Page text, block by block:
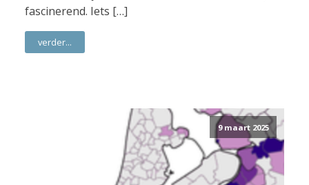
fascinerend. Iets […]
verder...
9 maart 2025